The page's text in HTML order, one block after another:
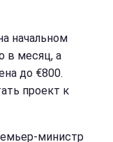
начальном
в месяц, а
до €800.
проект к
министр